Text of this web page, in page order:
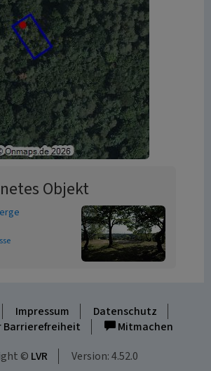
Objekt
Impressum
Datenschutz
Barrierefreiheit
Mitmachen
© LVR Version: 4.52.0